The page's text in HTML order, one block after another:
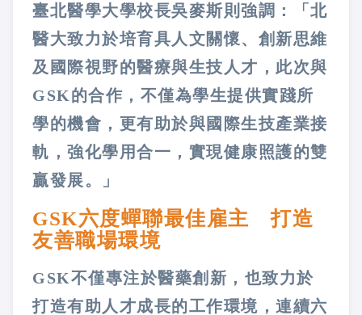
臺北醫學大學校長吳麥斯則強調：「北
醫大致力於培育具人文關懷、創新思維
及國際視野的醫療與生技人才，此次與
GSK的合作，不僅為學生提供實踐所
學的機會，更有助於與國際生技產業接
軌，強化學用合一，實現健康照護的雙
贏發展。」
GSK六度蟬聯最佳雇主 打造
友善職場環境
GSK不僅專注於醫藥創新，也致力於
打造有助人才成長的工作環境，連續六